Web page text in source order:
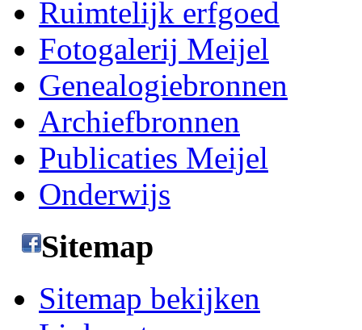
Ruimtelijk erfgoed
Fotogalerij Meijel
Genealogiebronnen
Archiefbronnen
Publicaties Meijel
Onderwijs
Sitemap
Sitemap bekijken